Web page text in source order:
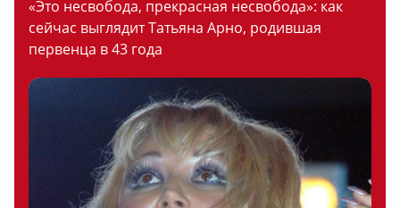
«Это несвобода, прекрасная несвобода»: как
сейчас выглядит Татьяна Арно, родившая
первенца в 43 года